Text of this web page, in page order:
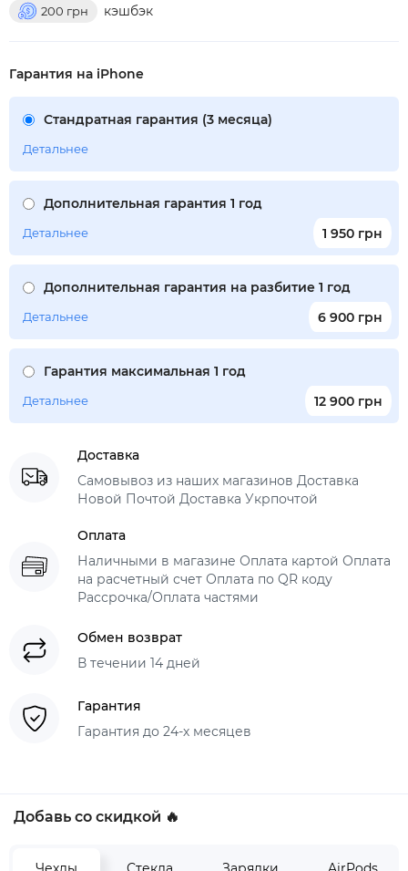
200 грн кэшбэк
Гарантия на iPhone
Стандратная гарантия (3 месяца)
Детальнее
Дополнительная гарантия 1 год
1 950 грн
Детальнее
Дополнительная гарантия на разбитие 1 год
6 900 грн
Детальнее
Гарантия максимальная 1 год
12 900 грн
Детальнее
Доставка
Самовывоз из наших магазинов Доставка
Новой Почтой Доставка Укрпочтой
Оплата
Наличными в магазине Оплата картой Оплата
на расчетный счет Оплата по QR коду
Рассрочка/Оплата частями
Обмен возврат
В течении 14 дней
Гарантия
Гарантия до 24-х месяцев
Добавь со скидкой 🔥